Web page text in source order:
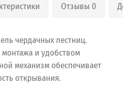
Отзывы 0
чердачных лестниц.
и удобством
механизм обеспечивает
открывания.